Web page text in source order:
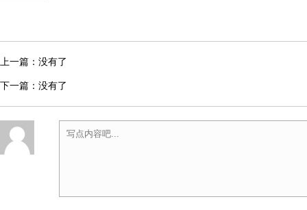
上一篇：没有了
下一篇：没有了